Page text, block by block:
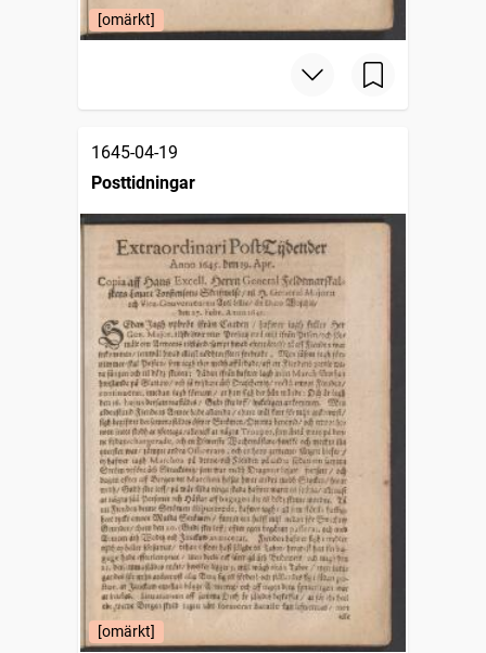
[omärkt]
1645-04-19
Posttidningar
[omärkt]